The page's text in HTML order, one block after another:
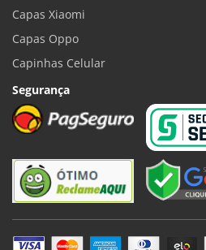
Capas Xiaomi
Capas Oppo
Capinhas Celular
Segurança